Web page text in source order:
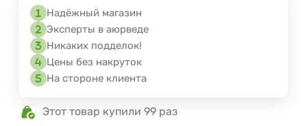
Надёжный магазин
Эксперты в аюрведе
Никаких подделок!
Цены без накруток
На стороне клиента
Этот товар купили 99 раз